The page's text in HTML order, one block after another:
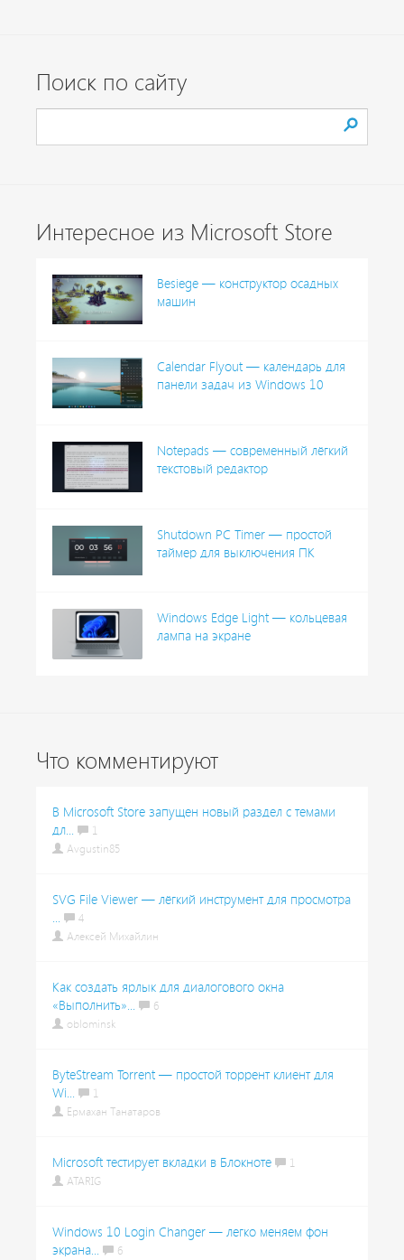
Поиск по сайту
Интересное из Microsoft Store
Besiege — конструктор осадных
машин
Calendar Flyout — календарь для
панели задач из Windows 10
Notepads — современный лёгкий
текстовый редактор
Shutdown PC Timer — простой
таймер для выключения ПК
Windows Edge Light — кольцевая
лампа на экране
Что комментируют
В Microsoft Store запущен новый раздел с темами
дл...
1
Avgustin85
SVG File Viewer — лёгкий инструмент для просмотра
...
4
Алексей Михайлин
Как создать ярлык для диалогового окна
«Выполнить»...
6
oblominsk
ByteStream Torrent — простой торрент клиент для
Wi...
1
Ермахан Танатаров
Microsoft тестирует вкладки в Блокноте
1
ATARIG
Windows 10 Login Changer — легко меняем фон
экрана...
6